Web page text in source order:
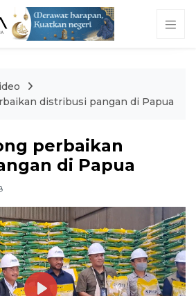
distribusi pangan di Papua
perbaikan
di Papua